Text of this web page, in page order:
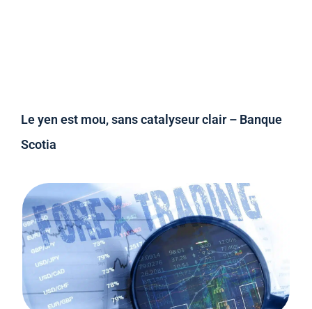
Le yen est mou, sans catalyseur clair – Banque
Scotia